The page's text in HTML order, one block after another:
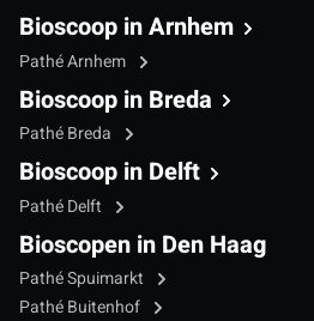
Bioscoop in Arnhem
Pathé Arnhem
Bioscoop in Breda
Pathé Breda
Bioscoop in Delft
Pathé Delft
Bioscopen in Den Haag
Pathé Spuimarkt
Pathé Buitenhof